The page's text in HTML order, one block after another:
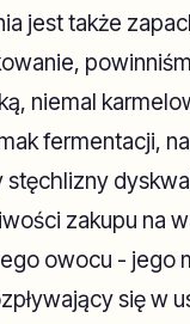
jest także
niemal
fermentacji,
zakupu na
owocu - jego
się w